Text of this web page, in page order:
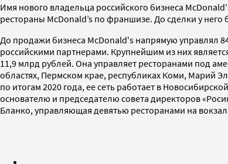
Имя нового владельца российского бизнеса
рестораны McDonald’s по франшизе. До сделки у
До продажи бизнеса McDonald's напрямую управлял
российскими партнерами. Крупнейшим из них
11,9 млрд рублей. Она управляет ресторанами под
областях, Пермском крае, республиках Коми, Марий
по итогам 2020 года, ее сеть работает в
основателю и председателю совета директоров
Бланко, управляющая девятью ресторанами на